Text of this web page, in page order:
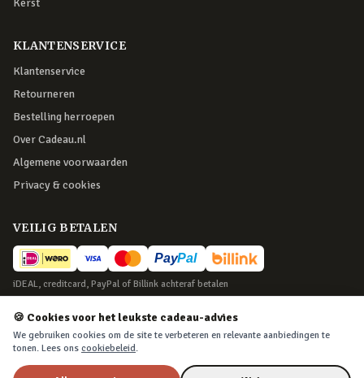
Kerst
KLANTENSERVICE
Klantenservice
Retourneren
Bestelling herroepen
Over Cadeau.nl
Algemene voorwaarden
Privacy & cookies
VEILIG BETALEN
iDEAL, creditcard, PayPal of Billink achteraf betalen
BEZORGING
Voor 22:45 besteld, morgen in huis. Tot 365 dagen retourneren.
🍪 Cookies voor het leukste cadeau-advies
We gebruiken cookies om de site te verbeteren en relevante aanbiedingen te
tonen. Lees ons cookiebeleid.